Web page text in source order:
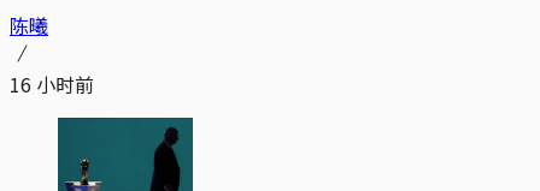
陈曦
16 小时前